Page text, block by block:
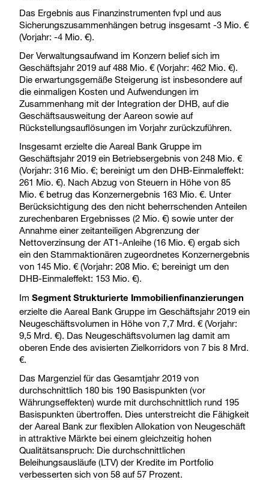
Das Ergebnis aus Finanzinstrumenten fvpl und aus
Sicherungszusammenhängen betrug insgesamt -3 Mio. €
(Vorjahr: -4 Mio. €).
Der Verwaltungsaufwand im Konzern belief sich im
Geschäftsjahr 2019 auf 488 Mio. € (Vorjahr: 462 Mio. €).
Die erwartungsgemäße Steigerung ist insbesondere auf
die einmaligen Kosten und Aufwendungen im
Zusammenhang mit der Integration der DHB, auf die
Geschäftsausweitung der Aareon sowie auf
Rückstellungsauflösungen im Vorjahr zurückzuführen.
Insgesamt erzielte die Aareal Bank Gruppe im
Geschäftsjahr 2019 ein Betriebsergebnis von 248 Mio. €
(Vorjahr: 316 Mio. €; bereinigt um den DHB-Einmaleffekt:
261 Mio. €). Nach Abzug von Steuern in Höhe von 85
Mio. € betrug das Konzernergebnis 163 Mio. €. Unter
Berücksichtigung des den nicht beherrschenden Anteilen
zurechenbaren Ergebnisses (2 Mio. €) sowie unter der
Annahme einer zeitanteiligen Abgrenzung der
Nettoverzinsung der AT1-Anleihe (16 Mio. €) ergab sich
ein den Stammaktionären zugeordnetes Konzernergebnis
von 145 Mio. € (Vorjahr: 208 Mio. €; bereinigt um den
DHB-Einmaleffekt: 153 Mio. €).
Im Segment Strukturierte Immobilienfinanzierungen
erzielte die Aareal Bank Gruppe im Geschäftsjahr 2019 ein
Neugeschäftsvolumen in Höhe von 7,7 Mrd. € (Vorjahr:
9,5 Mrd. €). Das Neugeschäftsvolumen lag damit am
oberen Ende des avisierten Zielkorridors von 7 bis 8 Mrd.
€.
Das Margenziel für das Gesamtjahr 2019 von
durchschnittlich 180 bis 190 Basispunkten (vor
Währungseffekten) wurde mit durchschnittlich rund 195
Basispunkten übertroffen. Dies unterstreicht die Fähigkeit
der Aareal Bank zur flexiblen Allokation von Neugeschäft
in attraktive Märkte bei einem gleichzeitig hohen
Qualitätsanspruch: Die durchschnittlichen
Beleihungsausläufe (LTV) der Kredite im Portfolio
verbesserten sich von 58 auf 57 Prozent.